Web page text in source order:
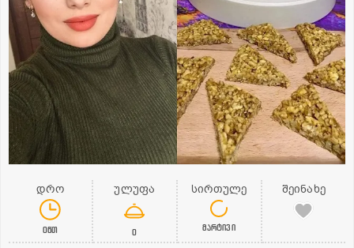
დრო
0წთ
ულუფა
0
სირთულე
მარტივი
შეინახე